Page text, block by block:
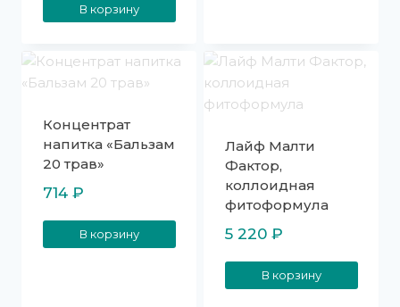
В корзину
Концентрат
напитка «Бальзам
20 трав»
714 ₽
В корзину
Лайф Малти
Фактор,
коллоидная
фитоформула
5 220 ₽
В корзину